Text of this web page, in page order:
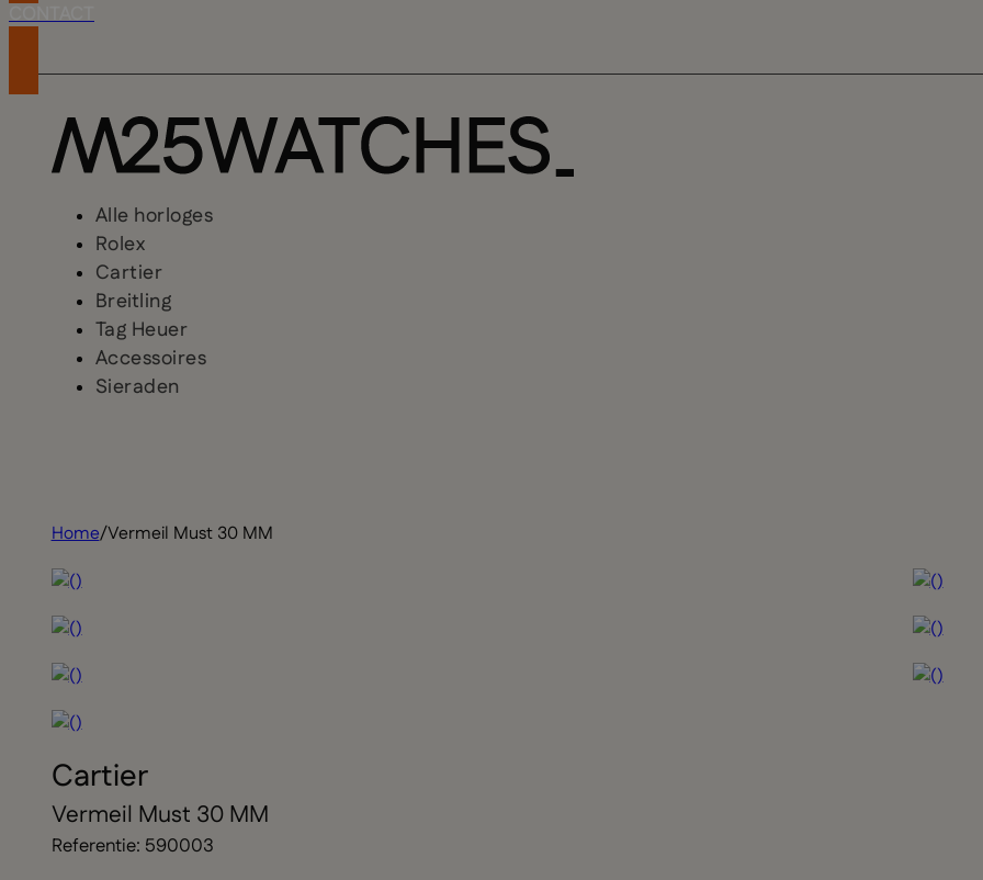
CONTACT
Alle horloges
Rolex
Cartier
Breitling
Tag Heuer
Accessoires
Sieraden
Home/Vermeil Must 30 MM
Cartier
Vermeil Must 30 MM
Referentie: 590003